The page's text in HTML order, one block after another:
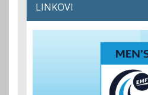
LINKOVI